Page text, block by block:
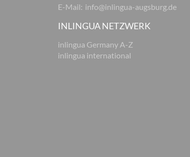
E-Mail: info@inlingua-augsburg.de
INLINGUA NETZWERK
inlingua Germany A-Z
inlingua international